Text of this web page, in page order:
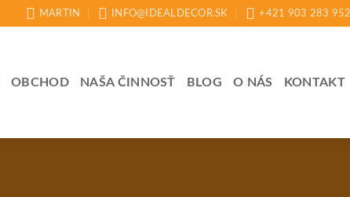
MARTIN INFO@IDEALDECOR.SK +421 903 283 952
OBCHOD NAŠA ČINNOSŤ BLOG O NÁS KONTAKT